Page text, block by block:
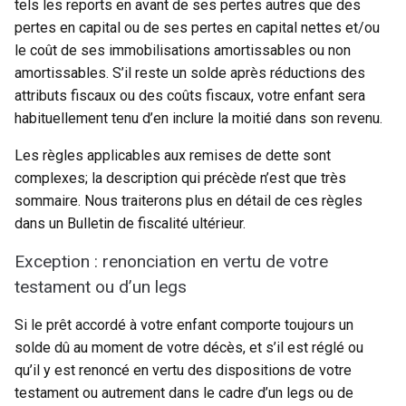
tels les reports en avant de ses pertes autres que des
pertes en capital ou de ses pertes en capital nettes et/ou
le coût de ses immobilisations amortissables ou non
amortissables. S’il reste un solde après réductions des
attributs fiscaux ou des coûts fiscaux, votre enfant sera
habituellement tenu d’en inclure la moitié dans son revenu.
Les règles applicables aux remises de dette sont
complexes; la description qui précède n’est que très
sommaire. Nous traiterons plus en détail de ces règles
dans un Bulletin de fiscalité ultérieur.
Exception : renonciation en vertu de votre
testament ou d’un legs
Si le prêt accordé à votre enfant comporte toujours un
solde dû au moment de votre décès, et s’il est réglé ou
qu’il y est renoncé en vertu des dispositions de votre
testament ou autrement dans le cadre d’un legs ou de